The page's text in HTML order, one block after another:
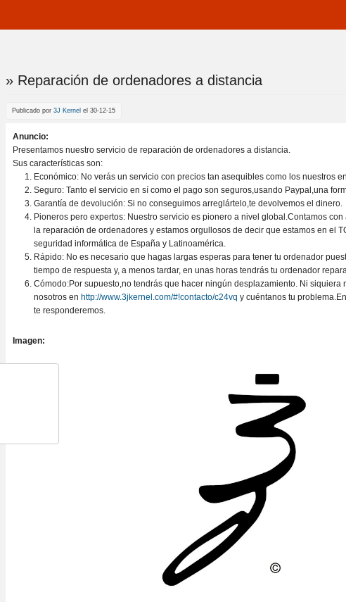
Te encuentras aqui
» Reparación de ordenadores a distancia
Publicado por 3J Kernel el 30-12-15
Anuncio:
Presentamos nuestro servicio de reparación de ordenadores a distancia.
Sus características son:
Económico: No verás un servicio con precios tan asequibles como los nuestros
Seguro: Tanto el servicio en sí como el pago son seguros,usando Paypal,una
Garantía de devolución: Si no conseguimos arreglártelo,te devolvemos el dinero.
Pioneros pero expertos: Nuestro servicio es pionero a nivel global.Contamos
la reparación de ordenadores y estamos orgullosos de decir que estamos en el
seguridad informática de España y Latinoamérica.
Rápido: No es necesario que hagas largas esperas para tener tu ordenador
tiempo de respuesta y, a menos tardar, en unas horas tendrás tu ordenador
Cómodo:Por supuesto,no tendrás que hacer ningún desplazamiento. Ni siquiera
nosotros en ​http://www.3jkernel.com/#!contacto/c24vq y cuéntanos tu
te responderemos.
Imagen: